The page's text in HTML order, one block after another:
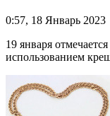
0:57, 18 Январь 2023
19 января
использованием